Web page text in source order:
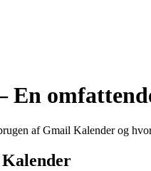
En
af Gmail Kalender og